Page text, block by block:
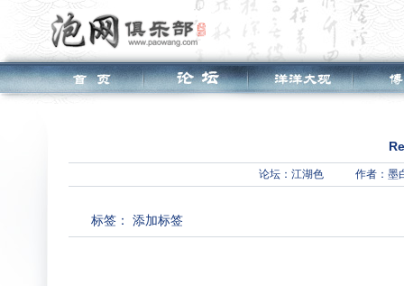
论坛： 江湖色 作者：墨
标签： 添加标签